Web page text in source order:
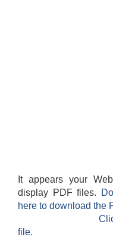
It appears your
display PDF files.
here to download the
file.